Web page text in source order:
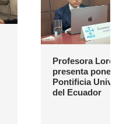
Profesora Loreto
presenta ponencia
Pontificia
del Ecuador